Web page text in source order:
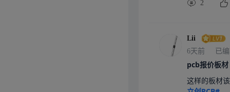
2
Lii
6天前
已
pcb报价板材
这样的板材